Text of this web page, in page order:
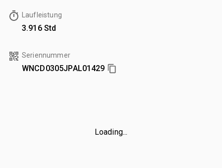
Laufleistung
3.916 Std
Seriennummer
WNCD0305JPAL01429
Loading...